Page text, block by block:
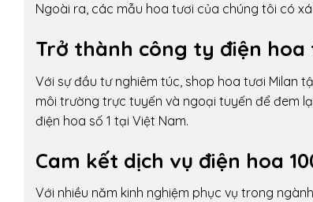
Ngoài ra, các mẫu hoa tươi của chúng tôi có
Trở thành công ty điện
Với sự đầu tư nghiêm túc, shop hoa tươi Milan
môi trường trực tuyến và ngoại tuyến để đem
điện hoa số 1 tại Việt Nam.
Cam kết dịch vụ điện hoa
Với nhiều năm kinh nghiệm phục vụ trong